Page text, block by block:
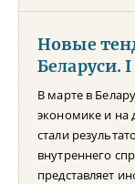
Новые
Беларуси.
В марте в
экономике и на
стали
внутреннего
представляет